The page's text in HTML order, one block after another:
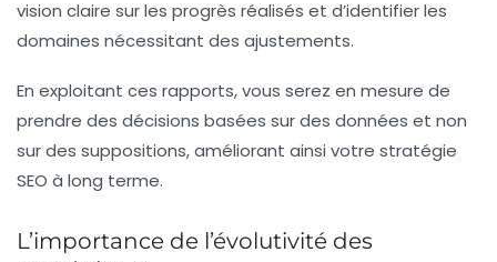
vision claire sur les progrès réalisés et d’identifier les
domaines nécessitant des ajustements.
En exploitant ces rapports, vous serez en mesure de
prendre des décisions basées sur des données et non
sur des suppositions, améliorant ainsi votre stratégie
SEO à long terme.
L’importance de l’évolutivité des